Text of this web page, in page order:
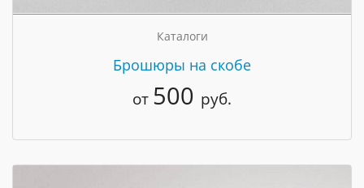
Каталоги
Брошюры на скобе
от 500 руб.